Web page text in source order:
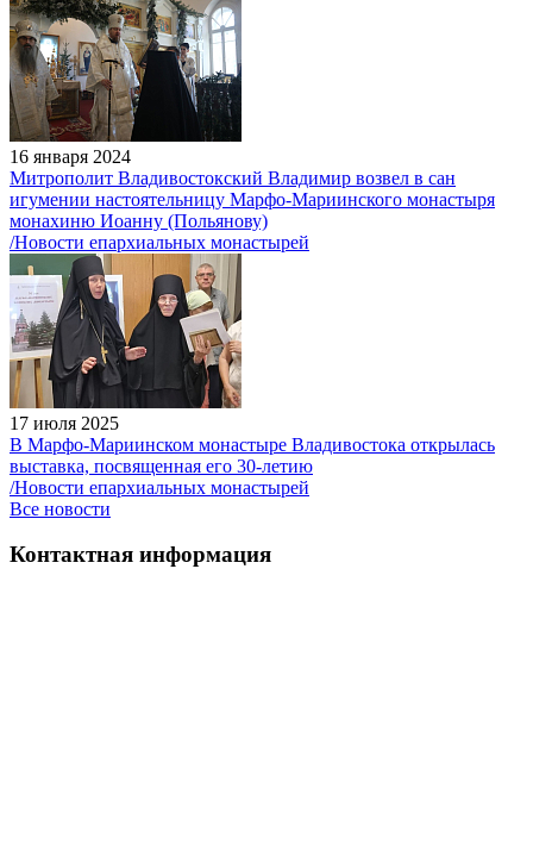
16 января 2024
Митрополит Владивостокский Владимир возвел в сан
игумении настоятельницу Марфо-Мариинского монастыря
монахиню Иоанну (Польянову)
/Новости епархиальных монастырей
17 июля 2025
В Марфо-Мариинском монастыре Владивостока открылась
выставка, посвященная его 30-летию
/Новости епархиальных монастырей
Все новости
Контактная информация